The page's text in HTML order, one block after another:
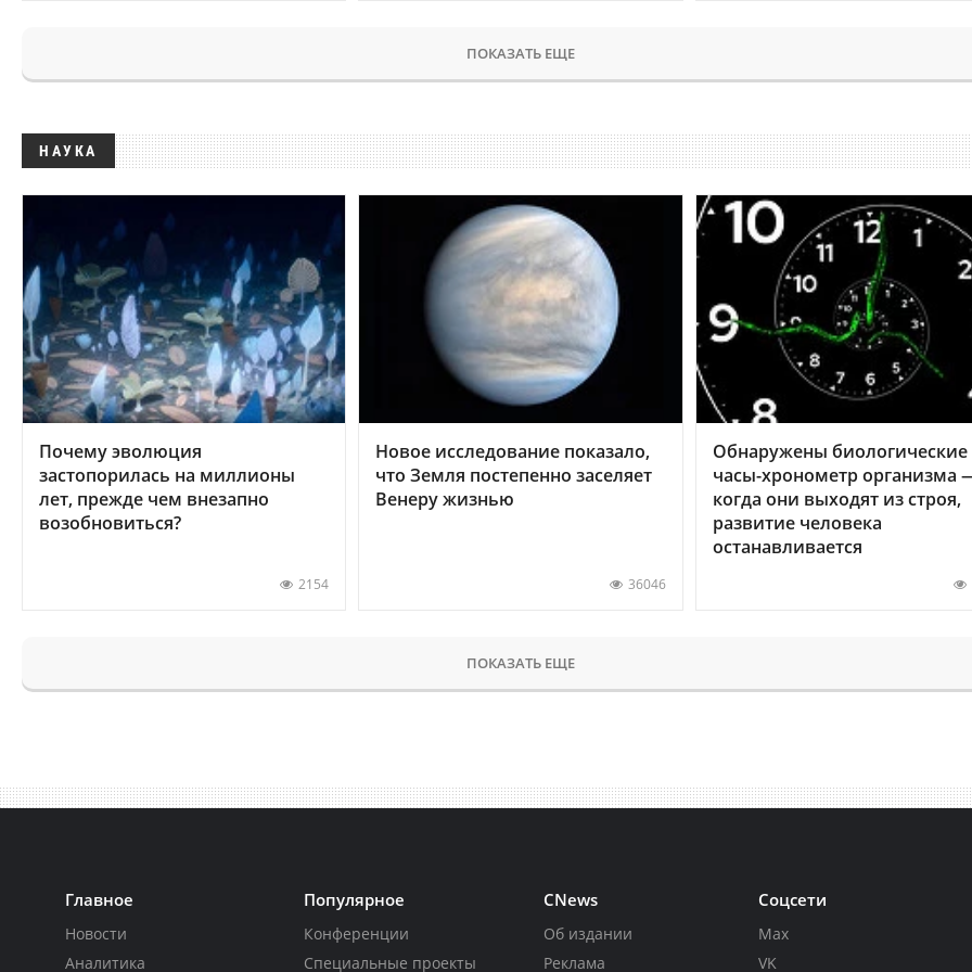
ПОКАЗАТЬ ЕЩЕ
НАУКА
Почему эволюция
застопорилась на миллионы
лет, прежде чем внезапно
возобновиться?
2154
Новое исследование показало,
что Земля постепенно заселяет
Венеру жизнью
36046
Обнаружены биологические
часы-хронометр организма
когда они выходят из строя,
развитие человека
останавливается
ПОКАЗАТЬ ЕЩЕ
Главное
Новости
Аналитика
Популярное
Конференции
Специальные проекты
CNews
Об издании
Реклама
Соцсети
Max
VK